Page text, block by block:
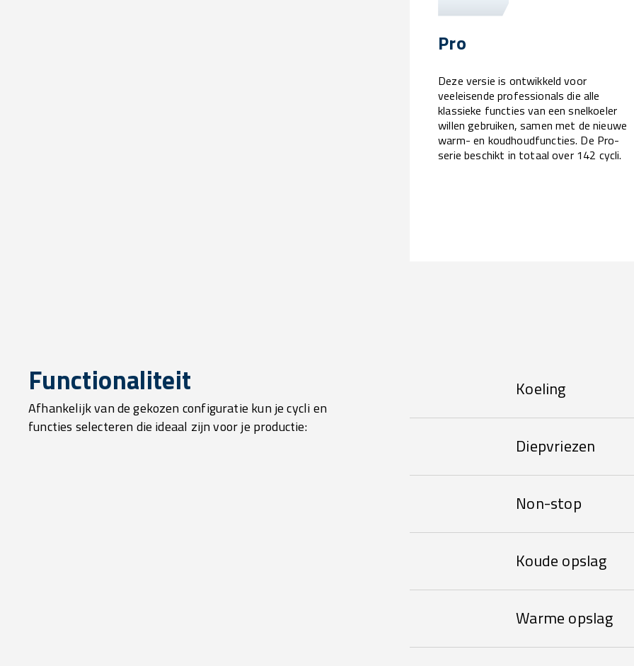
Pro
Deze versie is ontwikkeld voor
veeleisende professionals die alle
klassieke functies van een snelkoeler
willen gebruiken, samen met de nieuwe
warm- en koudhoudfuncties. De Pro-
serie beschikt in totaal over 142 cycli.
Functionaliteit
Afhankelijk van de gekozen configuratie kun je cycli en
functies selecteren die ideaal zijn voor je productie:
Koeling
Diepvriezen
Non-stop
Koude opslag
Warme opslag